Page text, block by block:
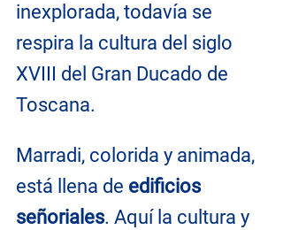
inexplorada, todavía se
respira la cultura del siglo
XVIII del Gran Ducado de
Toscana.
Marradi, colorida y animada,
está llena de edificios
señoriales. Aquí la cultura y